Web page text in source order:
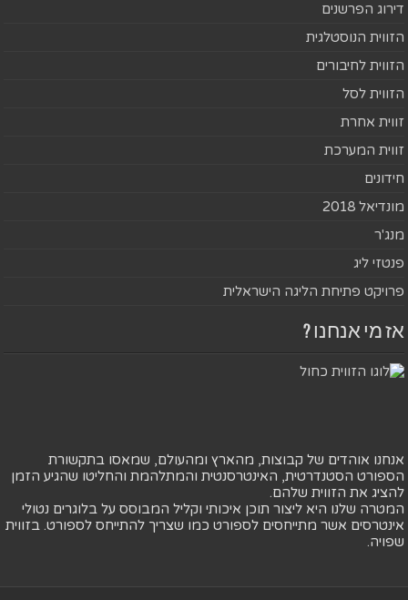
דירוג הפרשנים
הזווית הנוסטלגית
הזווית לחיבורים
הזווית לסל
זווית אחרת
זווית המערכת
חידונים
מונדיאל 2018
מנג'ר
פנטזי ליג
פרויקט פתיחת הליגה הישראלית
אז מי אנחנו ?
אנחנו אוהדים של קבוצות, מהארץ ומהעולם, שמאסו בתקשורת
הספורט הסטנדרטית, האינטרסנטית והמתלהמת והחליטו שהגיע הזמן
להציג את הזווית שלהם.
המטרה שלנו היא ליצור תוכן איכותי וקליל המבוסס על בלוגרים נטולי
אינטרסים אשר מתייחסים לספורט כמו שצריך להתייחס לספורט. בזווית
שפויה.